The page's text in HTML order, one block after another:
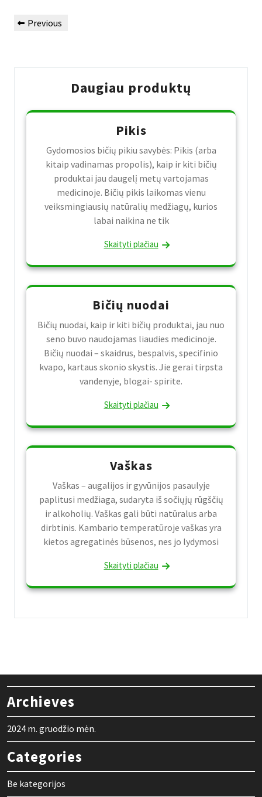
tarp
Previous
Previous
Daugiau produktų
Pikis
Gydomosios bičių pikiu savybės: Pikis (arba
kitaip vadinamas propolis), kaip ir kiti bičių
produktai jau daugelį metų vartojamas
medicinoje. Bičių pikis laikomas vienu
veiksmingiausių natūralių medžiagų, kurios
labai naikina ne tik
Skaityti plačiau
Bičių nuodai
Bičių nuodai, kaip ir kiti bičių produktai, jau nuo
seno buvo naudojamas liaudies medicinoje.
Bičių nuodai – skaidrus, bespalvis, specifinio
kvapo, kartaus skonio skystis. Jie gerai tirpsta
vandenyje, blogai- spirite.
Skaityti plačiau
Vaškas
Vaškas – augalijos ir gyvūnijos pasaulyje
paplitusi medžiaga, sudaryta iš sočiųjų rūgščių
ir alkoholių. Vaškas gali būti natūralus arba
dirbtinis. Kambario temperatūroje vaškas yra
kietos agregatinės būsenos, nes jo lydymosi
Skaityti plačiau
Archieves
2024 m. gruodžio mėn.
Categories
Be kategorijos